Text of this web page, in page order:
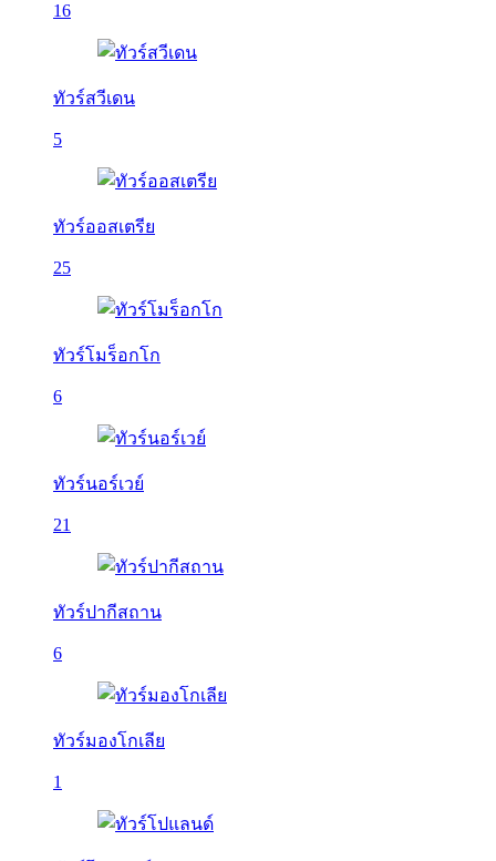
16
ทัวร์สวีเดน
5
ทัวร์ออสเตรีย
25
ทัวร์โมร็อกโก
6
ทัวร์นอร์เวย์
21
ทัวร์ปากีสถาน
6
ทัวร์มองโกเลีย
1